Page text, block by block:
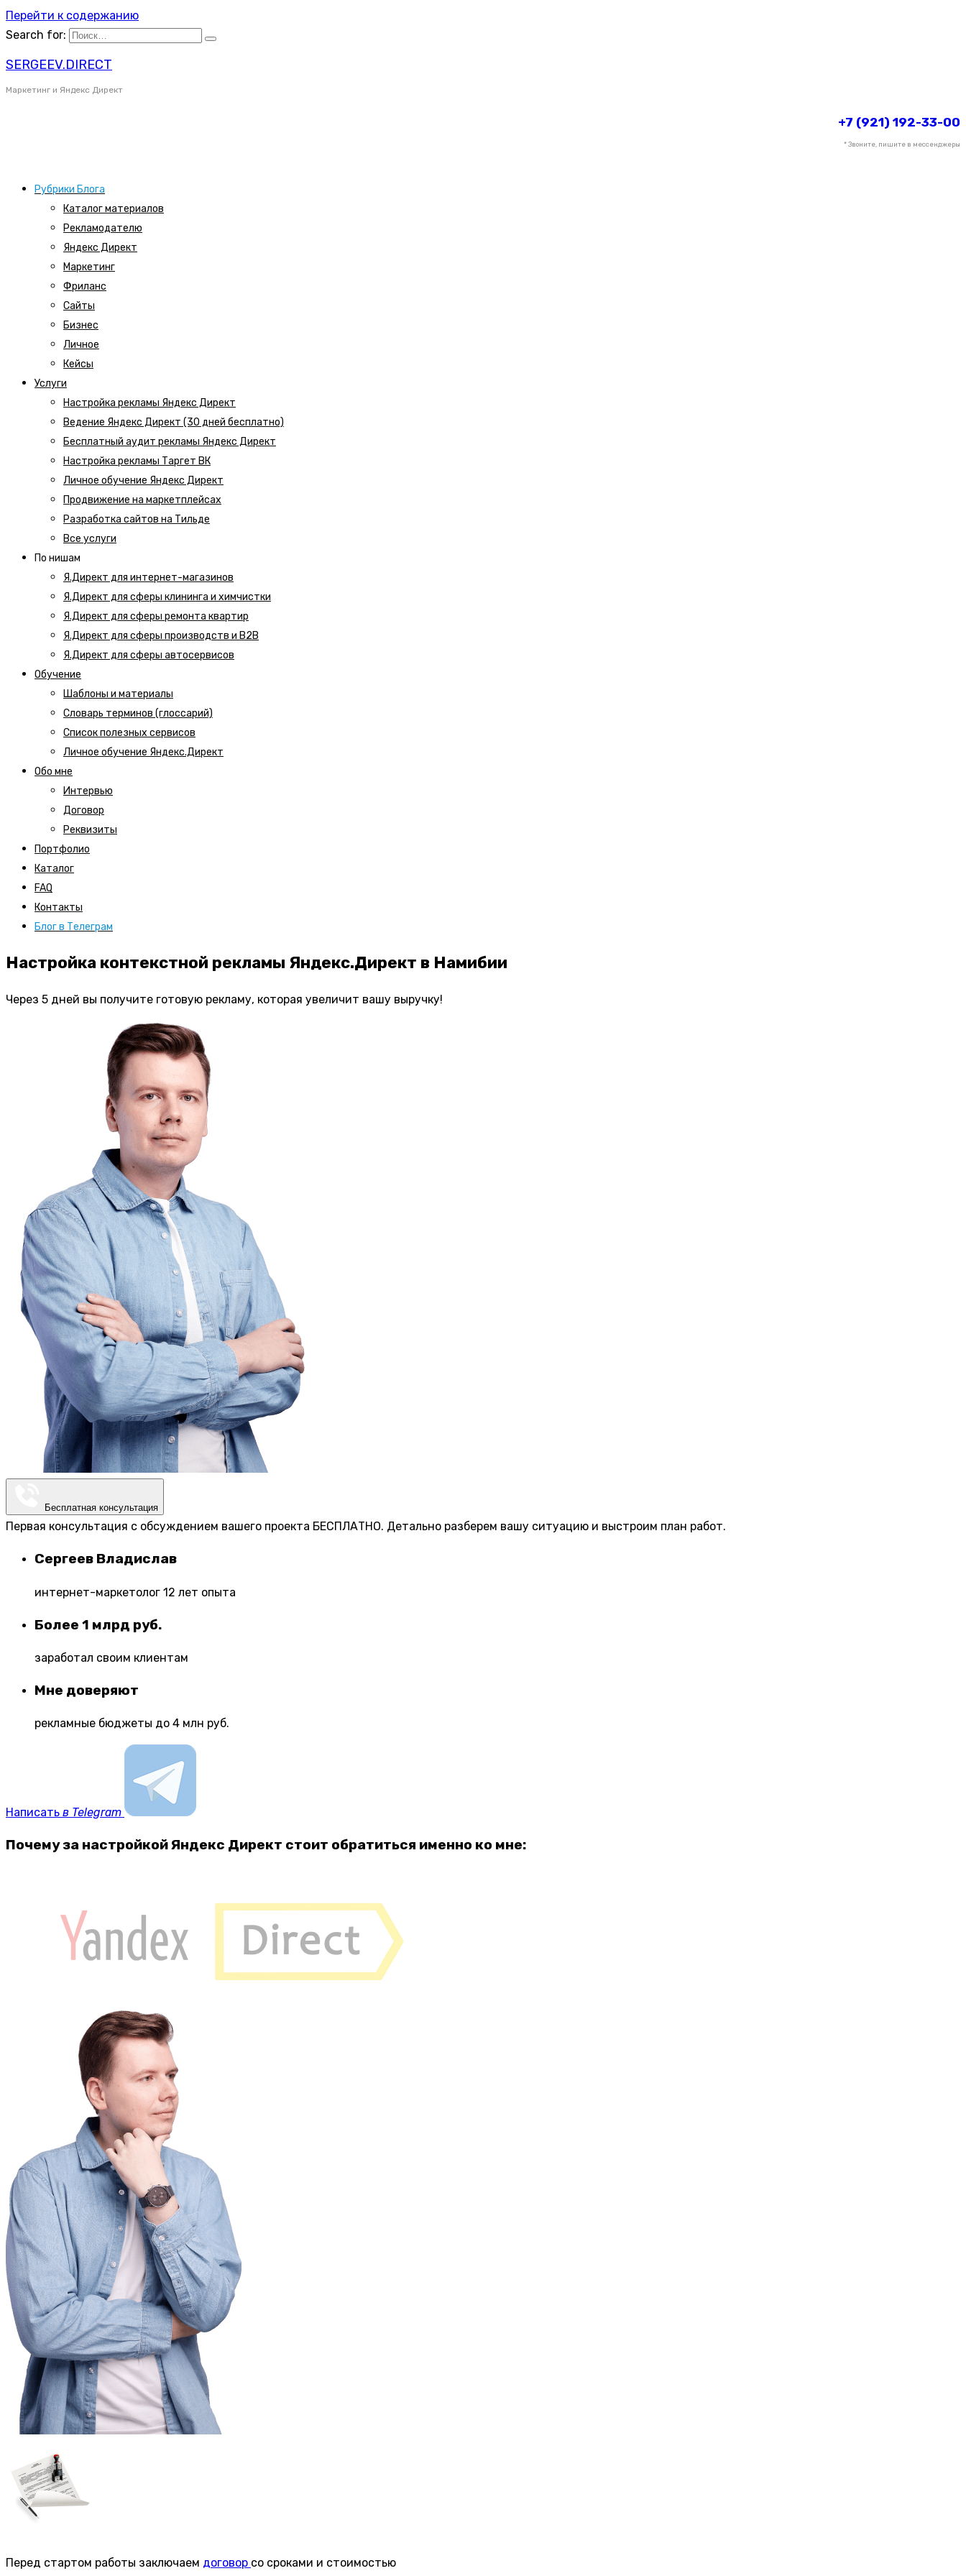
Перейти к содержанию
Search for:
SERGEEV.DIRECT
Маркетинг и Яндекс Директ
+7 (921) 192-33-00
* Звоните, пишите в мессенджеры
Рубрики Блога
Каталог материалов
Рекламодателю
Яндекс Директ
Маркетинг
Фриланс
Сайты
Бизнес
Личное
Кейсы
Услуги
Настройка рекламы Яндекс Директ
Ведение Яндекс Директ (30 дней бесплатно)
Бесплатный аудит рекламы Яндекс Директ
Настройка рекламы Таргет ВК
Личное обучение Яндекс Директ
Продвижение на маркетплейсах
Разработка сайтов на Тильде
Все услуги
По нишам
Я.Директ для интернет-магазинов
Я.Директ для сферы клининга и химчистки
Я.Директ для сферы ремонта квартир
Я.Директ для сферы производств и B2B
Я.Директ для сферы автосервисов
Обучение
Шаблоны и материалы
Словарь терминов (глоссарий)
Список полезных сервисов
Личное обучение Яндекс.Директ
Обо мне
Интервью
Договор
Реквизиты
Портфолио
Каталог
FAQ
Контакты
Блог в Телеграм
Настройка контекстной рекламы Яндекс.Директ в Намибии
Через 5 дней вы получите готовую рекламу, которая увеличит вашу выручку!
Бесплатная консультация
Первая консультация с обсуждением вашего проекта БЕСПЛАТНО. Детально разберем вашу ситуацию и выстроим план работ.
Сергеев Владислав
интернет-маркетолог 12 лет опыта
Более 1 млрд руб.
заработал своим клиентам
Мне доверяют
рекламные бюджеты до 4 млн руб.
Написать в Telegram
Почему за настройкой Яндекс Директ стоит обратиться именно ко мне:
Перед стартом работы заключаем договор со сроками и стоимостью